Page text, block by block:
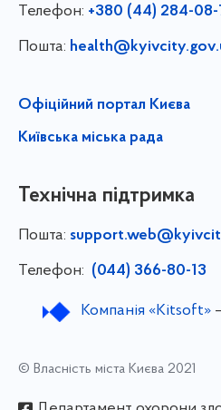
Телефон: +380 (44) 284-08-
Пошта:
Офіційний портал Києва
Київська міська рада
Технічна підтримка
Пошта:
Телефон: (044) 366-80-13
Компанія «Kitsoft»
© Власність міста Києва 2021